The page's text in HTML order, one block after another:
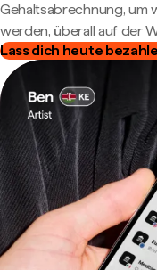
Gehaltsabrechnung, um
werden, überall auf der
Lass dich heute